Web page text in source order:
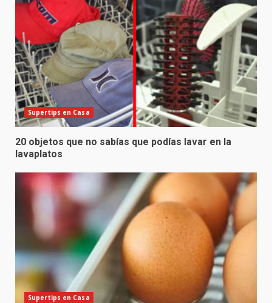
Supertips en Casa
20 objetos que no sabías que podías lavar en la
lavaplatos
Supertips en Casa